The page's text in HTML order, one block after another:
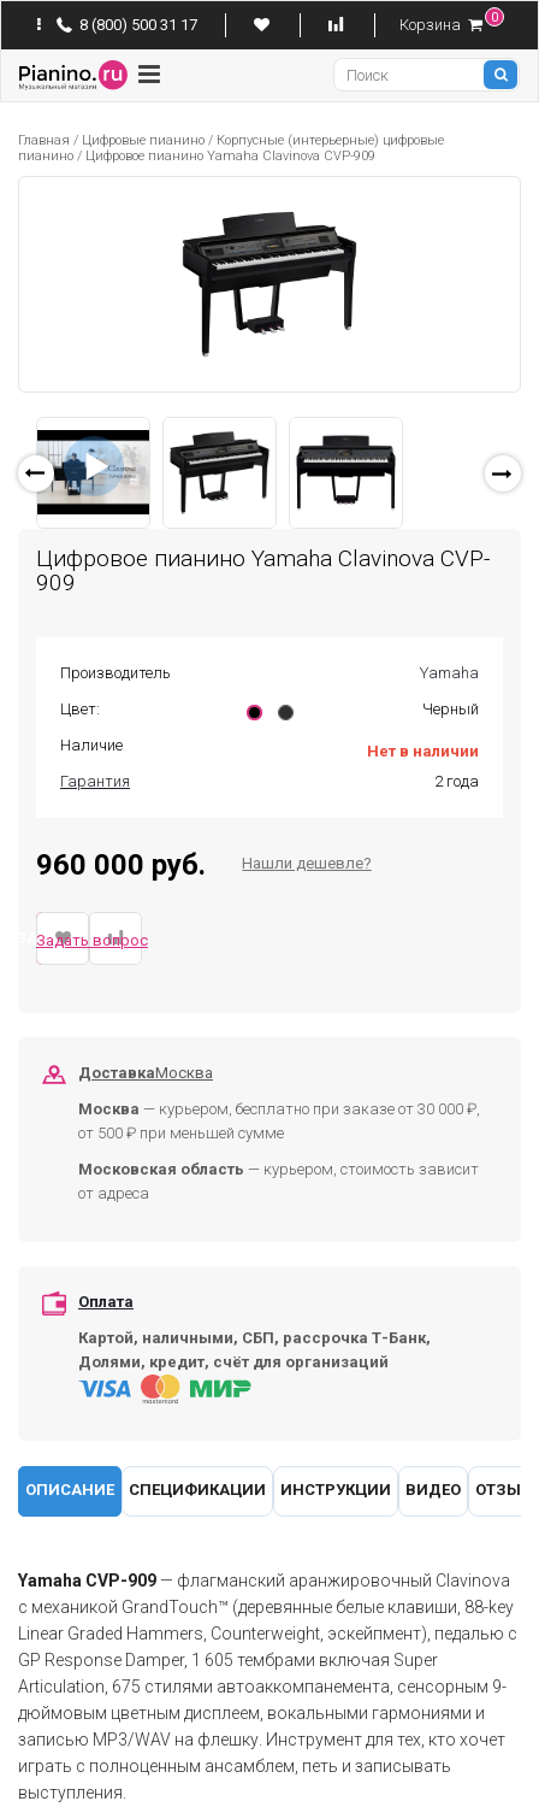
8 (800) 500 31 17 Корзина 0
Pianino
Главная / Цифровые пианино / Корпусные (интерьерные) цифровые
пианино / Цифровое пианино Yamaha Clavinova CVP-909
Цифровое пианино Yamaha Clavinova CVP-
909
Производитель
Yamaha
Цвет:
Черный
Наличие
Нет в наличии
Гарантия
2 года
960 000 руб. Нашли дешевле?
ЗАКАЗАТЬ
Задать вопрос
ДоставкаМосква
Москва — курьером, бесплатно при заказе от 30 000 ₽,
от 500 ₽ при меньшей сумме
Московская область — курьером, стоимость зависит
от адреса
Оплата
Картой, наличными, СБП, рассрочка Т-Банк,
Долями, кредит, счёт для организаций
ОПИСАНИЕ СПЕЦИФИКАЦИИ ИНСТРУКЦИИ ВИДЕО
Yamaha CVP-909 — флагманский аранжировочный Clavinova
с механикой GrandTouch™ (деревянные белые клавиши, 88-key
Linear Graded Hammers, Counterweight, эскейпмент), педалью с
GP Response Damper, 1 605 тембрами включая Super
Articulation, 675 стилями автоаккомпанемента, сенсорным 9-
дюймовым цветным дисплеем, вокальными гармониями и
записью MP3/WAV на флешку. Инструмент для тех, кто хочет
играть с полноценным ансамблем, петь и записывать
выступления.